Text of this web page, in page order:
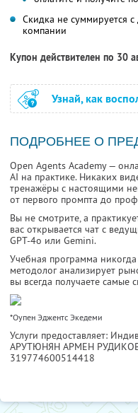
Скидка не суммируется
компании
Купон действителен по 30
Узнай, как
ПОДРОБНЕЕ О
Open Agents Academy —
AI на практике. Никаких
тренажёры с настоящими
от первого промпта до
Вы не смотрите, а
вас открывается чат с
GPT-4o или Gemini.
Учебная программа
методолог анализирует
вы всегда получаете самые
*Оупен Эджентс Экедеми
Услуги предоставляет:
АРУТЮНЯН АРМЕН
319774600514418